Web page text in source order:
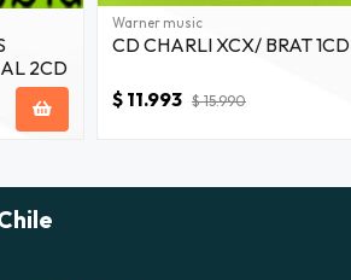
2CD
Warner music
CD CHARLI XCX/ BRAT 1CD
$ 11.993 $ 15.990